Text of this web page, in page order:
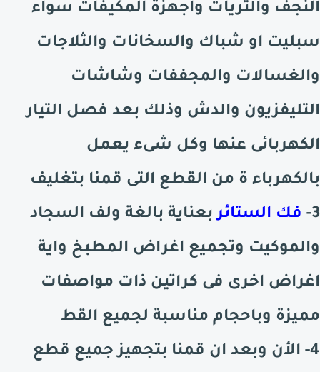
النجف والثريات واجهزة المكيفات سواء
سبليت او شباك والسخانات والثلاجات
والغسالات والمجففات وشاشات
التليفزيون والدش وذلك بعد فصل التيار
الكهربائى عنها وكل شىء يعمل
بالكهرباء ة من القطع التى قمنا بتغليف
3-
فك الستائربعناية بالغة ولف السجاد
والموكيت وتجميع اغراض المطبخ واية
اغراض اخرى فى كراتين ذات مواصفات
مميزة وباحجام مناسبة لجميع القط
4- الأن وبعد ان قمنا بتجهيز جميع قطع